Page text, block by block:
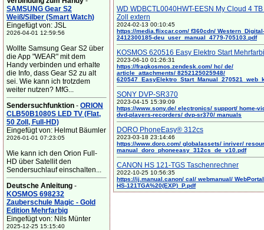
SAMSUNG Gear S2
Weiß/Silber (Smart Watch)
Eingefügt von: JSL
2026-04-01 12:59:56
Wollte Samsung Gear S2 über
die App "WEAR" mit dem
Handy verbinden und erhalte
die Info, dass Gear S2 zu alt
sei. Wie kann ich trotzdem
weiter nutzen? MfG...
Sendersuchfunktion - ORION
CLB50B1080S LED TV (Flat,
50 Zoll, Full-HD)
Eingefügt von: Helmut Bäumler
2026-01-01 07:23:05
Wie kann ich den Orion Full-
HD über Satellit den
Sendersuchlauf einschalten...
Deutsche Anleitung -
KOSMOS 698232
Zauberschule Magic - Gold
Edition Mehrfarbig
Eingefügt von: Nils Münter
2025-12-25 15:15:40
WD WDBCTL0040HWT-EESN My Cloud 4
Zoll extern
2024-02-13 00:10:45
https://media.flixcar.com/ f360cdn/ Western_Digital-
2412300185-deu_user_manual_4779-705103.pdf
KOSMOS 620516 Easy Elektro Start
2023-06-10 01:26:31
https://fragkosmos.zendesk.com/ hc/ de/
article_attachments/ 8252125025948/
SONY DVP-SR370
2023-04-15 15:39:09
https://www.sony.de/ electronics/ support/ home-
dvd-players-recorders/ dvp-sr370/ manuals
DORO PhoneEasy® 312cs
2023-03-18 23:14:46
https://www.doro.com/ globalassets/ inriver/
manual_doro_phoneeasy_312cs_de_v10.pdf
CANON HS 121-TGS Taschenrechner
2022-10-25 10:56:35
https://ij.manual.canon/ cal/ webmanual/
HS-121TGA%20(EXP)_P.pdf